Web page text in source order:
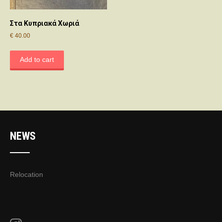
Στα Κυπριακά Χωριά
€ 40.00
Add to cart
NEWS
Relocation